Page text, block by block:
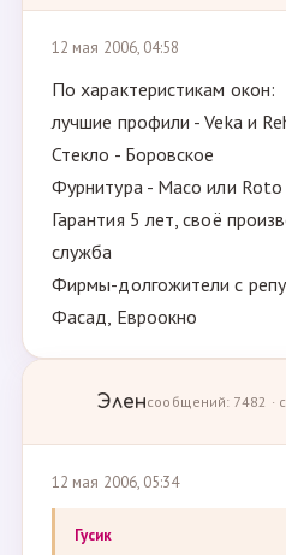
12 мая 2006, 04:58
По характеристикам окон:
лучшие профили - Veka и
Стекло - Боровское
Фурнитура - Масо или Roto
Гарантия 5 лет, своё
служба
Фирмы-долгожители с
Фасад, Евроокно
Эленсообщений: 7482 ·
12 мая 2006, 05:34
Гусик